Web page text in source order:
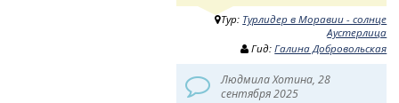
Тур: Турлидер в Моравии - солнце
Аустерлица
Гид:Галина Добровольская
Людмила Хотина, 28
сентября 2025